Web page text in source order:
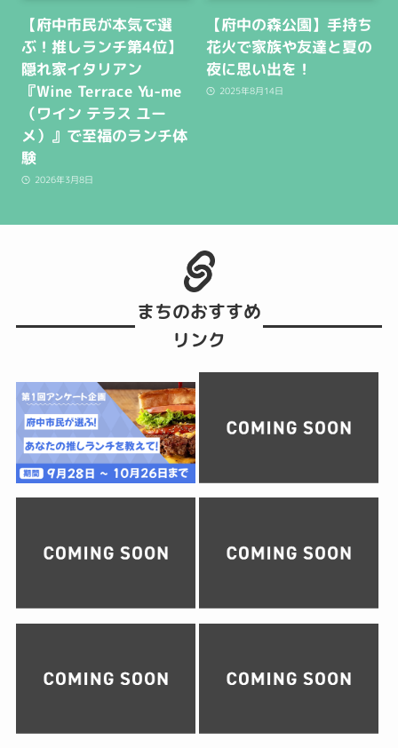
【府中市民が本気で選
ぶ！推しランチ第4位】
隠れ家イタリアン
『Wine Terrace Yu-me
（ワイン テラス ユー
メ）』で至福のランチ体
験
2026年3月8日
【府中の森公園】手持ち
花火で家族や友達と夏の
夜に思い出を！
2025年8月14日
まちのおすすめ
リンク